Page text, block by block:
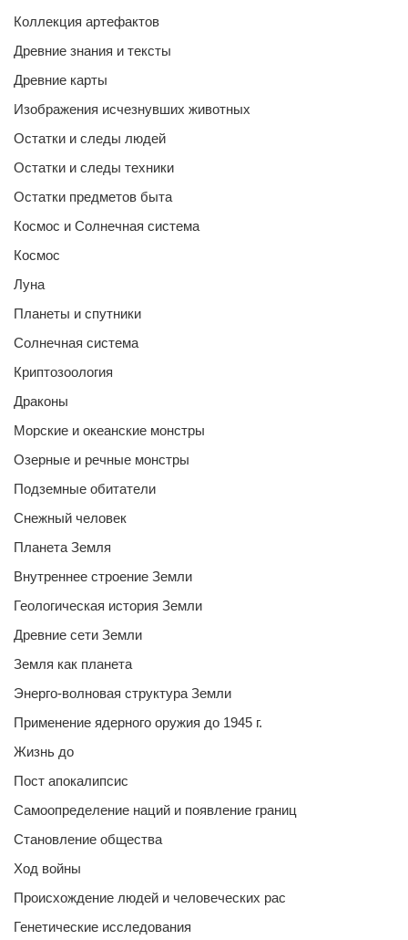
Коллекция артефактов
Древние знания и тексты
Древние карты
Изображения исчезнувших животных
Остатки и следы людей
Остатки и следы техники
Остатки предметов быта
Космос и Солнечная система
Космос
Луна
Планеты и спутники
Солнечная система
Криптозоология
Драконы
Морские и океанские монстры
Озерные и речные монстры
Подземные обитатели
Снежный человек
Планета Земля
Внутреннее строение Земли
Геологическая история Земли
Древние сети Земли
Земля как планета
Энерго-волновая структура Земли
Применение ядерного оружия до 1945 г.
Жизнь до
Пост апокалипсис
Самоопределение наций и появление границ
Становление общества
Ход войны
Происхождение людей и человеческих рас
Генетические исследования